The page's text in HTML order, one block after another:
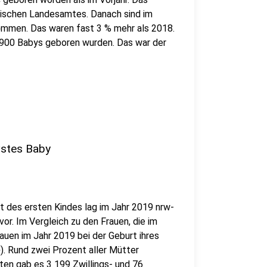
Landesamtes. Danach sind im
Das waren fast 3 % mehr als 2018.
Babys geboren wurden. Das war der
Baby
ersten Kindes lag im Jahr 2019 nrw-
Im Vergleich zu den Frauen, die im
im Jahr 2019 bei der Geburt ihres
Rund zwei Prozent aller Mütter
gab es 3 199 Zwillings- und 76